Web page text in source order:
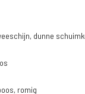
dunne
romig